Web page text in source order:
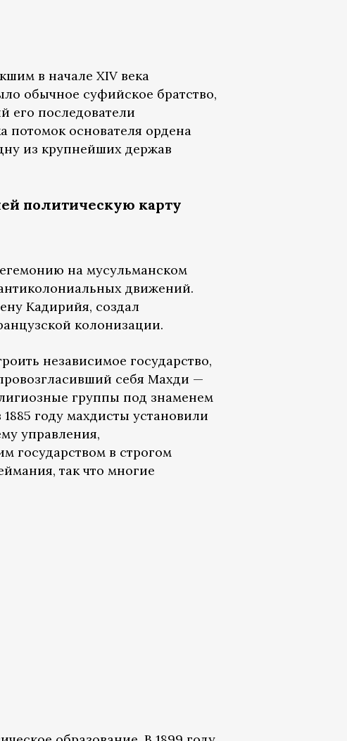
в начале XIV века
обычное суфийское братство,
его последователи
потомок основателя ордена
из крупнейших держав
политическую карту
на мусульманском
движений.
Кадирийя, создал
колонизации.
независимое государство,
себя Махди —
группы под знаменем
году махдисты установили
управления,
государством в строгом
так что многие